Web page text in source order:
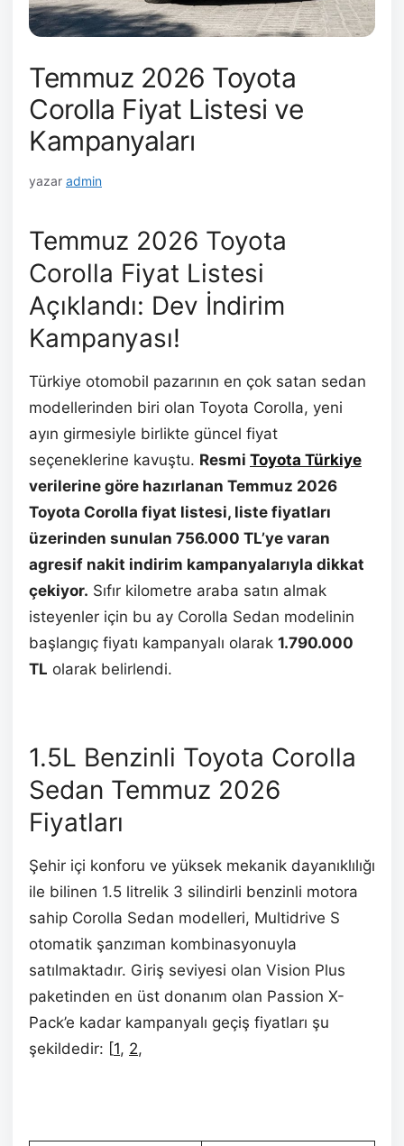
Temmuz 2026 Toyota
Corolla Fiyat Listesi ve
Kampanyaları
yazar admin
Temmuz 2026 Toyota
Corolla Fiyat Listesi
Açıklandı: Dev İndirim
Kampanyası!
Türkiye otomobil pazarının en çok satan sedan
modellerinden biri olan Toyota Corolla, yeni
ayın girmesiyle birlikte güncel fiyat
seçeneklerine kavuştu. Resmi Toyota Türkiye
verilerine göre hazırlanan Temmuz 2026
Toyota Corolla fiyat listesi, liste fiyatları
üzerinden sunulan 756.000 TL’ye varan
agresif nakit indirim kampanyalarıyla dikkat
çekiyor. Sıfır kilometre araba satın almak
isteyenler için bu ay Corolla Sedan modelinin
başlangıç fiyatı kampanyalı olarak 1.790.000
TL olarak belirlendi.
1.5L Benzinli Toyota Corolla
Sedan Temmuz 2026
Fiyatları
Şehir içi konforu ve yüksek mekanik dayanıklılığı
ile bilinen 1.5 litrelik 3 silindirli benzinli motora
sahip Corolla Sedan modelleri, Multidrive S
otomatik şanzıman kombinasyonuyla
satılmaktadır. Giriş seviyesi olan Vision Plus
paketinden en üst donanım olan Passion X-
Pack’e kadar kampanyalı geçiş fiyatları şu
şekildedir: [1, 2,